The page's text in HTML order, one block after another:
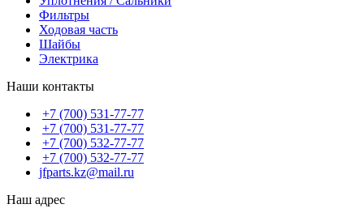
Фильтры
Ходовая часть
Шайбы
Электрика
Наши контакты
+7 (700) 531-77-77
+7 (700) 531-77-77
+7 (700) 532-77-77
+7 (700) 532-77-77
jfparts.kz@mail.ru
Наш адрес